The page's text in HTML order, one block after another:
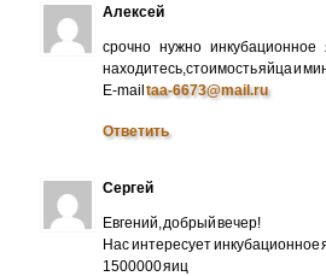
Алексей
срочно нужно
находитесь,стоимость яйца и
E-mailtaa-6673@mail.ru
Ответить
Сергей
Евгений, добрый вечер!
Нас интересует инкубационное
1500000 яиц